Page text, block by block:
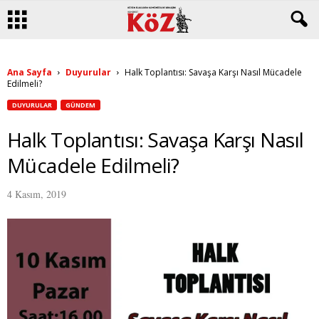
Ana Sayfa Duyurular
Halk Toplantısı: Savaşa Karşı Nasıl Mücadele
Edilmeli?
DUYURULAR GÜNDEM
Halk Toplantısı: Savaşa Karşı Nasıl
Mücadele Edilmeli?
4 Kasım, 2019